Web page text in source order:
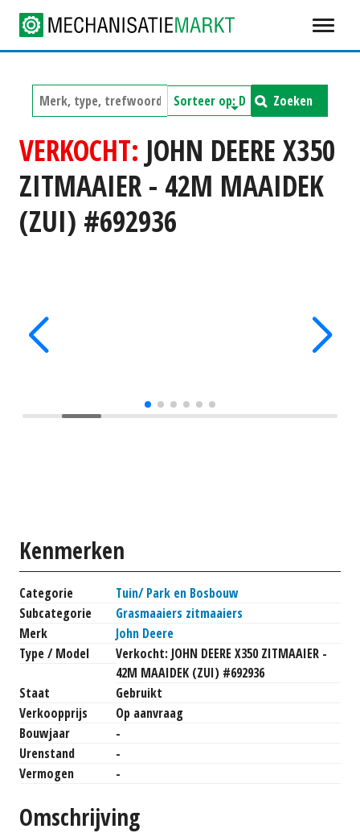
Zoeken
VERKOCHT: JOHN DEERE X350
ZITMAAIER - 42M MAAIDEK
(ZUI) #692936
Kenmerken
Categorie
Tuin/ Park en Bosbouw
Subcategorie
Grasmaaiers zitmaaiers
Merk
John Deere
Type / Model
Verkocht: JOHN DEERE X350 ZITMAAIER -
42M MAAIDEK (ZUI) #692936
Staat
Gebruikt
Verkoopprijs
Op aanvraag
Bouwjaar
-
Urenstand
-
Vermogen
-
Omschrijving